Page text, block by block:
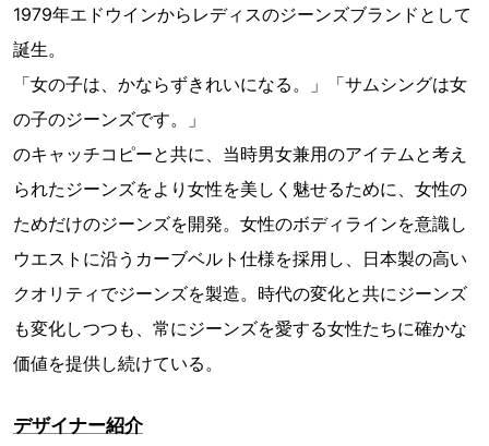
1979年エドウインからレディスのジーンズブランドとして
誕生。
「女の子は、かならずきれいになる。」「サムシングは女
の子のジーンズです。」
のキャッチコピーと共に、当時男女兼用のアイテムと考え
られたジーンズをより女性を美しく魅せるために、女性の
ためだけのジーンズを開発。女性のボディラインを意識し
ウエストに沿うカーブベルト仕様を採用し、日本製の高い
クオリティでジーンズを製造。時代の変化と共にジーンズ
も変化しつつも、常にジーンズを愛する女性たちに確かな
価値を提供し続けている。
デザイナー紹介